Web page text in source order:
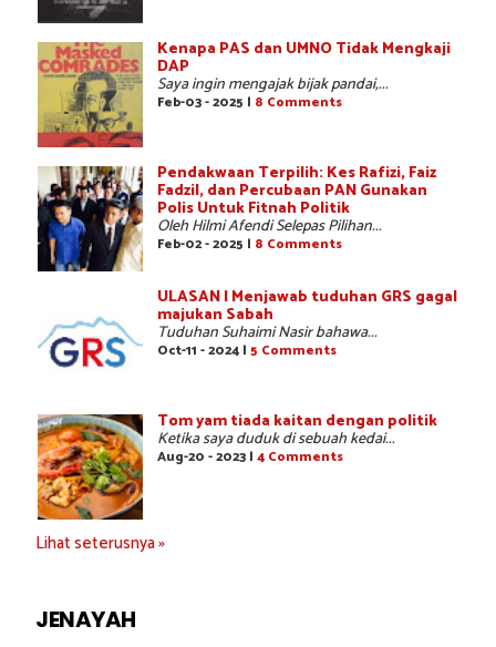
Kenapa PAS dan UMNO Tidak Mengkaji
DAP
Saya ingin mengajak bijak pandai,...
Feb-03 - 2025 | 8 Comments
Pendakwaan Terpilih: Kes Rafizi, Faiz
Fadzil, dan Percubaan PAN Gunakan
Polis Untuk Fitnah Politik
Oleh Hilmi Afendi Selepas Pilihan...
Feb-02 - 2025 | 8 Comments
ULASAN | Menjawab tuduhan GRS gagal
majukan Sabah
Tuduhan Suhaimi Nasir bahawa...
Oct-11 - 2024 | 5 Comments
Tom yam tiada kaitan dengan politik
Ketika saya duduk di sebuah kedai...
Aug-20 - 2023 | 4 Comments
Lihat seterusnya »
JENAYAH